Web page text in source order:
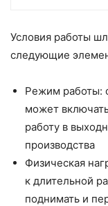
Условия работы
следующие
Режим работы:
может
работу в
производства
Физическая
к длительной
поднимать и